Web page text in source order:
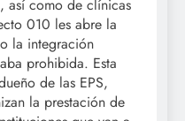
así como de clínicas
010 les abre la
la integración
prohibida. Esta
de las EPS,
la prestación de